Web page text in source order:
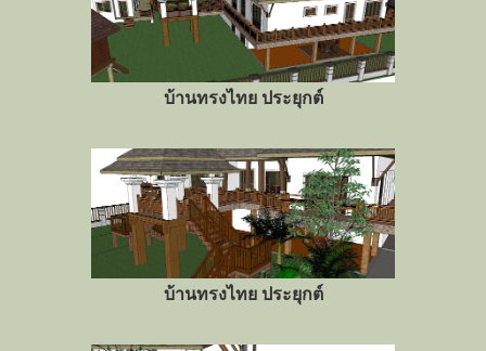
บ้านทรงไทย ประยุกต์
บ้านทรงไทย ประยุกต์